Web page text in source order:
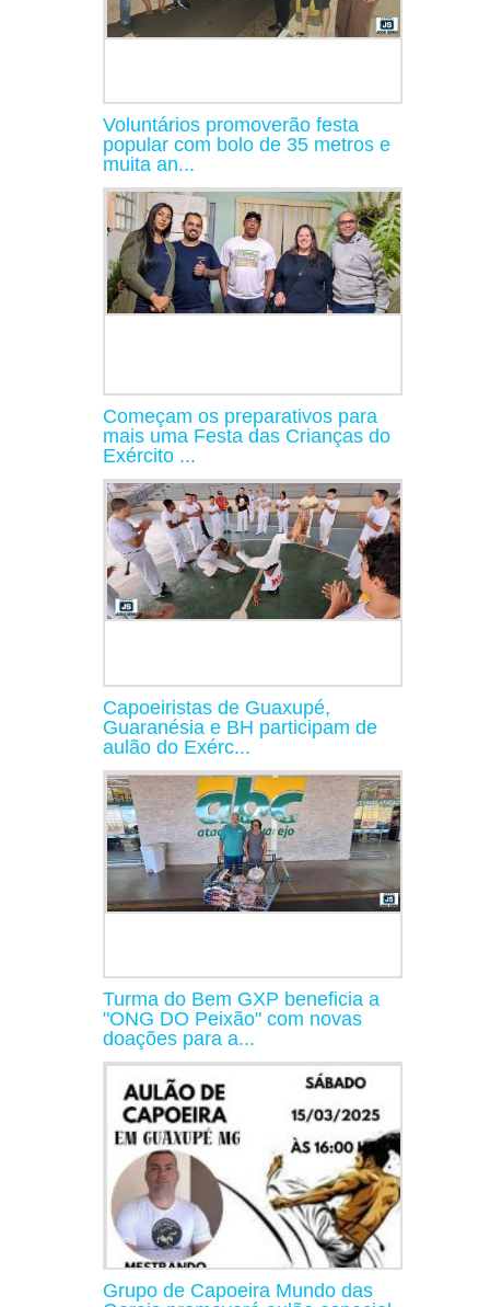
Voluntários promoverão festa
popular com bolo de 35 metros e
muita an...
Começam os preparativos para
mais uma Festa das Crianças do
Exército ...
Capoeiristas de Guaxupé,
Guaranésia e BH participam de
aulão do Exérc...
Turma do Bem GXP beneficia a
"ONG DO Peixão" com novas
doações para a...
Grupo de Capoeira Mundo das